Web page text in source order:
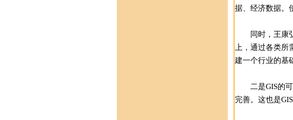
据、经济数据。
同时，王康弘
上，通过各类所
建一个行业的基
二是GIS的可
完善。这也是